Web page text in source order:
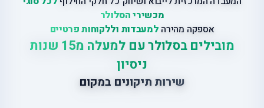
מכשירי הסלולר
אספקה מהירה למעבדות וללקוחות פרטיים
מובילים בסלולר עם למעלה מ15 שנות
ניסיון
שירות תיקונים במקום